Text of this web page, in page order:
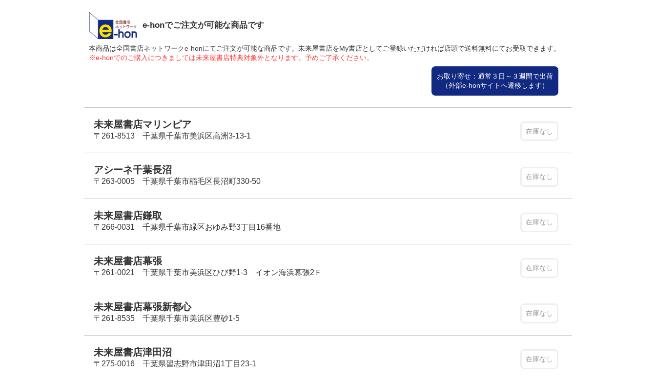
e-honでご注文が可能な商品です
本商品は全国書店ネットワークe-honにてご注文が可能な商品です。未来屋書店をMy書店としてご登録いただければ店頭で送料無料にてお受取できます。
※e-honでのご購入につきましては未来屋書店特典対象外となります。予めご了承ください。
お取り寄せ：通常３日～３週間で出荷
（外部e-honサイトへ遷移します）
未来屋書店マリンピア
〒261-8513 千葉県千葉市美浜区高洲3-13-1
在庫なし
アシーネ千葉長沼
〒263-0005 千葉県千葉市稲毛区長沼町330-50
在庫なし
未来屋書店鎌取
〒266-0031 千葉県千葉市緑区おゆみ野3丁目16番地
在庫なし
未来屋書店幕張
〒261-0021 千葉県千葉市美浜区ひび野1-3 イオン海浜幕張2Ｆ
在庫なし
未来屋書店幕張新都心
〒261-8535 千葉県千葉市美浜区豊砂1-5
在庫なし
未来屋書店津田沼
〒275-0016 千葉県習志野市津田沼1丁目23-1
在庫なし